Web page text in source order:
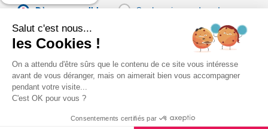
Dès que possible
Sur le créneau de votre
Salut c'est nous...
les Cookies !
On a attendu d'être sûrs que le contenu de ce site vous intéresse
avant de vous déranger, mais on aimerait bien vous accompagner
pendant votre visite...
C'est OK pour vous ?
Consentements certifiés par